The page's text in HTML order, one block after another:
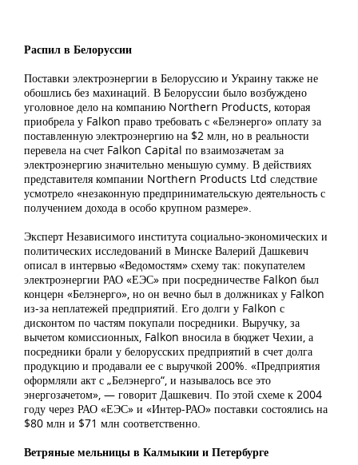
Распил в Белоруссии
Поставки электроэнергии в Белоруссию и Украину также не
обошлись без махинаций. В Белоруссии было возбуждено
уголовное дело на компанию Northern Products, которая
приобрела у Falkon право требовать с «Белэнерго» оплату за
поставленную электроэнергию на $2 млн, но в реальности
перевела на счет Falkon Capital по взаимозачетам за
электроэнергию значительно меньшую сумму. В действиях
представителя компании Northern Products Ltd следствие
усмотрело «незаконную предпринимательскую деятельность с
получением дохода в особо крупном размере».
Эксперт Независимого института социально-экономических и
политических исследований в Минске Валерий Дашкевич
описал в интервью «Ведомостям» схему так: покупателем
электроэнергии РАО «ЕЭС» при посредничестве Falkon был
концерн «Белэнерго», но он вечно был в должниках у Falkon
из-за неплатежей предприятий. Его долги у Falkon с
дисконтом по частям покупали посредники. Выручку, за
вычетом комиссионных, Falkon вносила в бюджет Чехии, а
посредники брали у белорусских предприятий в счет долга
продукцию и продавали ее с выручкой 200%. «Предприятия
оформляли акт с „Белэнерго“, и называлось все это
энергозачетом», — говорит Дашкевич. По этой схеме к 2004
году через РАО «ЕЭС» и «Интер-РАО» поставки состоялись на
$80 млн и $71 млн соответственно.
Ветряные мельницы в Калмыкии и Петербурге